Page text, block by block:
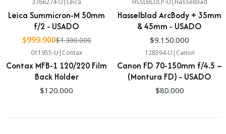
3766274-U | Leica
Leica Summicron-M 50mm
f/2 - USADO
$999.900$1.300.000
HSSLBLDLP-U | Hasselblad
Hasselblad ArcBody + 35mm
& 45mm - USADO
$9.150.000
011955-U | Contax
Contax MFB-1 120/220 Film
Back Holder
$120.000
128594-U | Canon
Canon FD 70-150mm f/4.5 –
(Montura FD) - USADO
$80.000